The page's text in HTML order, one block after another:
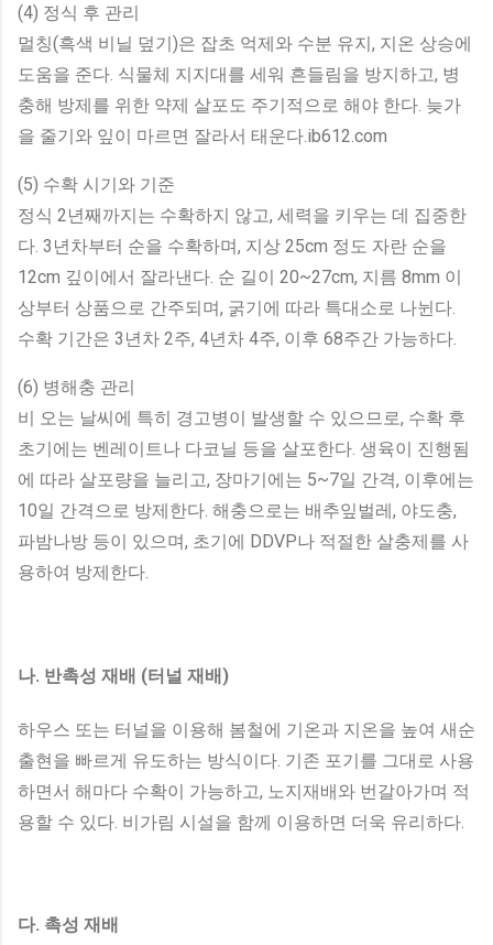
(4) 정식 후 관리
멀칭(흑색 비닐 덮기)은 잡초 억제와 수분 유지, 지온 상승에
도움을 준다. 식물체 지지대를 세워 흔들림을 방지하고, 병
충해 방제를 위한 약제 살포도 주기적으로 해야 한다. 늦가
을 줄기와 잎이 마르면 잘라서 태운다.ib612.com
(5) 수확 시기와 기준
정식 2년째까지는 수확하지 않고, 세력을 키우는 데 집중한
다. 3년차부터 순을 수확하며, 지상 25cm 정도 자란 순을
12cm 깊이에서 잘라낸다. 순 길이 20~27cm, 지름 8mm 이
상부터 상품으로 간주되며, 굵기에 따라 특대소로 나뉜다.
수확 기간은 3년차 2주, 4년차 4주, 이후 68주간 가능하다.
(6) 병해충 관리
비 오는 날씨에 특히 경고병이 발생할 수 있으므로, 수확 후
초기에는 벤레이트나 다코닐 등을 살포한다. 생육이 진행됨
에 따라 살포량을 늘리고, 장마기에는 5~7일 간격, 이후에는
10일 간격으로 방제한다. 해충으로는 배추잎벌레, 야도충,
파밤나방 등이 있으며, 초기에 DDVP나 적절한 살충제를 사
용하여 방제한다.
나. 반촉성 재배 (터널 재배)
하우스 또는 터널을 이용해 봄철에 기온과 지온을 높여 새순
출현을 빠르게 유도하는 방식이다. 기존 포기를 그대로 사용
하면서 해마다 수확이 가능하고, 노지재배와 번갈아가며 적
용할 수 있다. 비가림 시설을 함께 이용하면 더욱 유리하다.
다. 촉성 재배